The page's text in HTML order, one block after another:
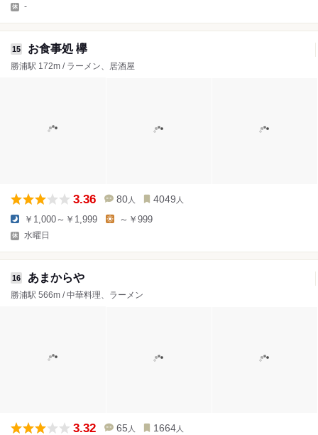
-
15 お食事処 欅
勝浦駅 172m / ラーメン、居酒屋
3.36 80 人 4049 人
￥1,000～￥1,999 ～￥999
水曜日
16 あまからや
勝浦駅 566m / 中華料理、ラーメン
3.32 65 人 1664 人